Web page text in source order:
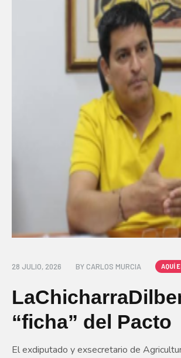
28 JULIO, 2026 BY CARLOS MURCIA AQUÍ
“ficha” del Pacto
El exdiputado y exsecretario de